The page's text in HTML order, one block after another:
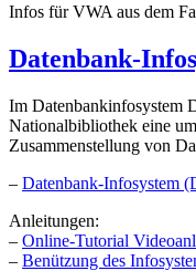
Infos für VWA aus dem
Datenbank-
Im Datenbankinfosystem
Nationalbibliothek eine
Zusammenstellung von
– Datenbank-Infosystem
Anleitungen:
– Online-Tutorial
– Benützung des